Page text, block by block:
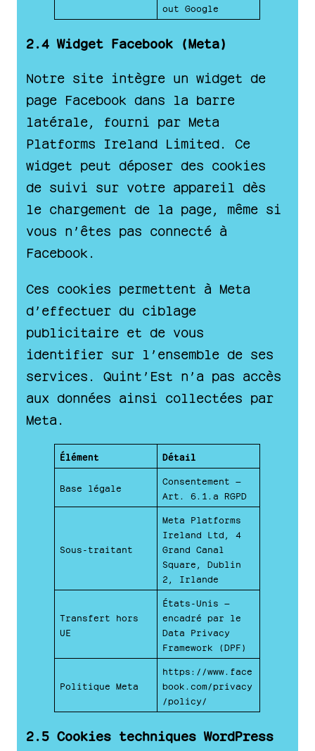
out Google
2.4 Widget Facebook (Meta)
Notre site intègre un widget de
page Facebook dans la barre
latérale, fourni par Meta
Platforms Ireland Limited. Ce
widget peut déposer des cookies
de suivi sur votre appareil dès
le chargement de la page, même si
vous n’êtes pas connecté à
Facebook.
Ces cookies permettent à Meta
d’effectuer du ciblage
publicitaire et de vous
identifier sur l’ensemble de ses
services. Quint’Est n’a pas accès
aux données ainsi collectées par
Meta.
Élément Détail
Base légale
Consentement —
Art. 6.1.a RGPD
Sous-traitant
Meta Platforms
Ireland Ltd, 4
Grand Canal
Square, Dublin
2, Irlande
Transfert hors
UE
États-Unis —
encadré par le
Data Privacy
Framework (DPF)
Politique Meta
https://www.face
book.com/privacy
/policy/
2.5 Cookies techniques WordPress